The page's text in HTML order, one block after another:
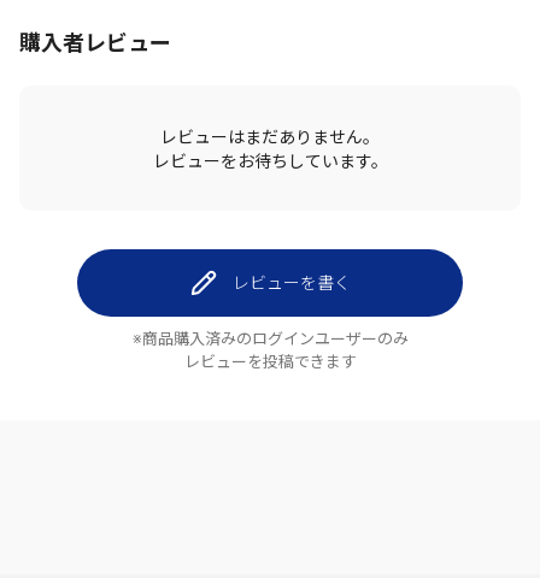
購入者レビュー
レビューはまだありません。
レビューをお待ちしています。
レビューを書く
※商品購入済みのログインユーザーのみ
レビューを投稿できます